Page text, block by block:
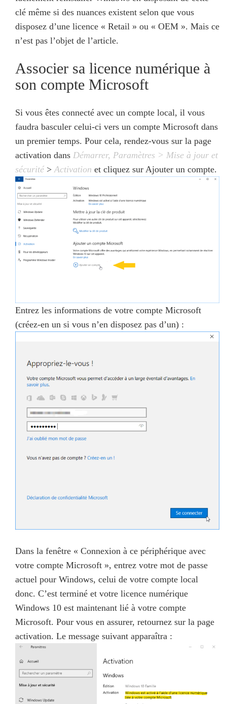
clé même si des nuances existent selon que vous
disposez d’une licence « Retail » ou « OEM ». Mais ce
n’est pas l’objet de l’article.
Associer sa licence numérique à
son compte Microsoft
Si vous êtes connecté avec un compte local, il vous
faudra basculer celui-ci vers un compte Microsoft dans
un premier temps. Pour cela, rendez-vous sur la page
activation dans Démarrer, Paramètres > Mise à jour et
sécurité > Activation et cliquez sur Ajouter un compte.
Entrez les informations de votre compte Microsoft
(créez-en un si vous n’en disposez pas d’un) :
Dans la fenêtre « Connexion à ce périphérique avec
votre compte Microsoft », entrez votre mot de passe
actuel pour Windows, celui de votre compte local
donc. C’est terminé et votre licence numérique
Windows 10 est maintenant lié à votre compte
Microsoft. Pour vous en assurer, retournez sur la page
activation. Le message suivant apparaîtra :